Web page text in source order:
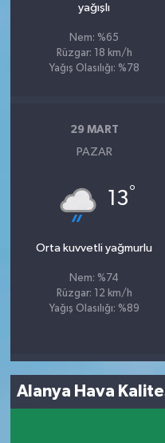
yağışlı
Nem: %65
Rüzgar: 18 km/h
Yağış Olasılığı: %78
29 MART
PAZAR
13°
Orta kuvvetli yağmurlu
Nem: %74
Rüzgar: 12 km/h
Yağış Olasılığı: %89
Alanya Hava